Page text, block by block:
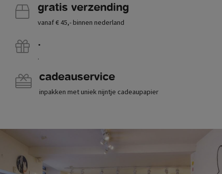
gratis verzending
vanaf € 45,- binnen nederland
.
.
cadeauservice
inpakken met uniek nijntje cadeaupapier